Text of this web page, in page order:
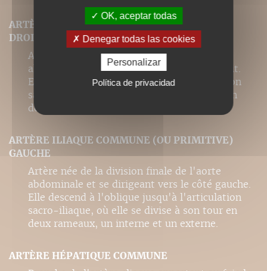
ARTÈRE ILIAQUE COMMUNE (OU PRIMITIVE)
DROITE
Artère née de la division finale de l'aorte
abdominale et se dirigeant vers le côté droit.
Elle descend à l'oblique jusqu'à l'articulation
sacro-iliaque, où elle se divise à son tour en
deux rameaux, un interne et un externe.
ARTÈRE ILIAQUE COMMUNE (OU PRIMITIVE)
GAUCHE
Artère née de la division finale de l'aorte
abdominale et se dirigeant vers le côté gauche.
Elle descend à l'oblique jusqu'à l'articulation
sacro-iliaque, où elle se divise à son tour en
deux rameaux, un interne et un externe.
ARTÈRE HÉPATIQUE COMMUNE
OK, aceptar todas
Denegar todas las cookies
Personalizar
Política de privacidad